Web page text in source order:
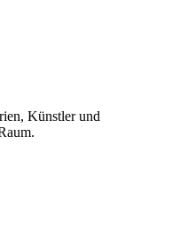
Künstler und